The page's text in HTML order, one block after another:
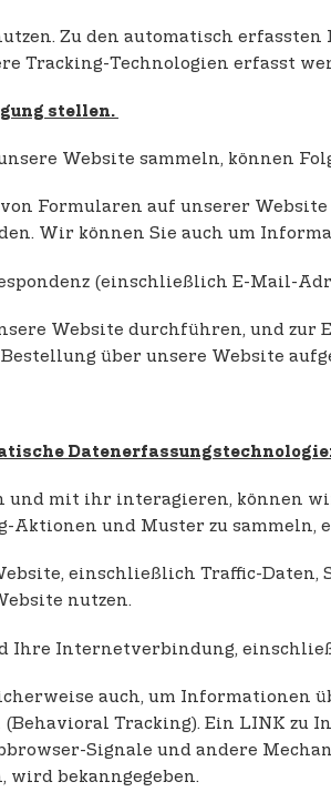
Zu den automatisch
Tracking-Technologien erfasst
stellen.
Website sammeln, können
Formularen auf unserer
Wir können Sie auch um
(einschließlich E-Mail-
Website durchführen, und
über unsere Website
und mit ihr interagieren, können
Aktionen und Muster zu sammeln,
einschließlich Traffic-
nutzen.
Ihre Internetverbindung,
auch, um
Tracking). Ein LINK zu
Signale und andere
wird bekanngegeben.